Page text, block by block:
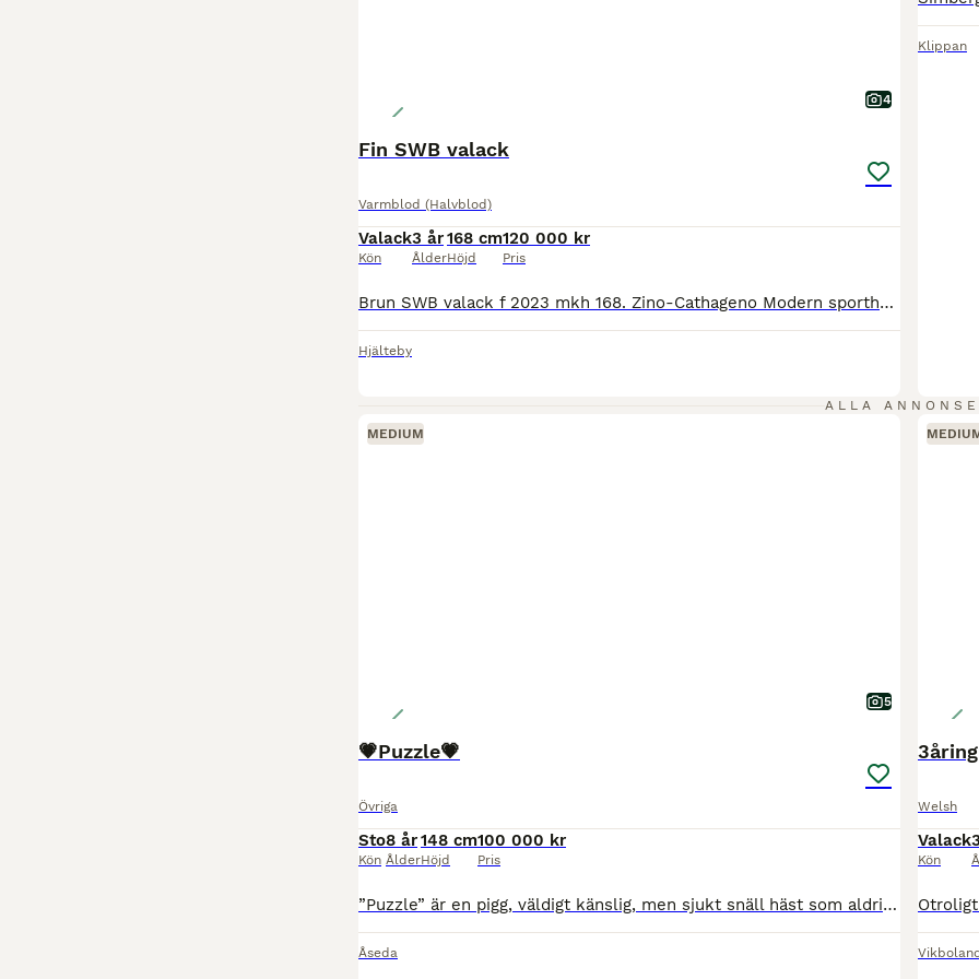
4
Fin SWB valack
Varmblod (Halvblod)
Valack
Kön
3 år
Ålder
168 cm
Höjd
120 000 kr
Pris
Brun SWB valack f 2023 mkh 168. Zino-Cathageno Modern sporthäst som är lätt i typen och korrekt exteriört. Löshoppar väldigt fint. Inridning påbörjad i skritt och trav. Genomförde 3årstest maj 2026. Frisk och sund individ som är snäll och okomplicerad i all hantering, van vid trafik och barn. Uppfödd på liten gård med mycket utevistelse i stora hagar med stock och sten
Hjälteby
Klippan
ALLA
MEDIUM
5
💗Puzzle💗
Övriga
Sto
Kön
8 år
Ålder
148 cm
Höjd
100 000 kr
Pris
”Puzzle” är en pigg, väldigt känslig, men sjukt snäll häst som aldrig skulle göra något dumt. Hon älskar att vara med och älskar att jobba. Väldigt okomplicerad i all hantering. Lite grövre i typen.
Åseda
Welsh
Valack
Kön